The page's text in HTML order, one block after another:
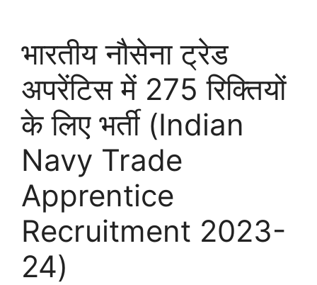
भारतीय नौसेना ट्रेड
अपरेंटिस में 275 रिक्तियों
के लिए भर्ती (Indian
Navy Trade
Apprentice
Recruitment 2023-
24)